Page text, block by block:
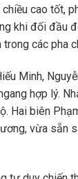
cao tốt,
khi đối đầu
các pha
Minh,
hợp lý.
Hai biên
vừa sẵn